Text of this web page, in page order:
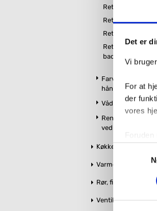
Det er
Vi
For at
der
vores
med
VVS-
Samtykkevalg
Retro badmøbler
Retro toiletter
Retro badekar
Retro tilbehør til
badeværelse
Farvet toilet &
håndvask
Vådrumslamper
Rengøring og
vedligeholdelse
Køkken
Varme og styring
Rør, fittings og
Ventiler og